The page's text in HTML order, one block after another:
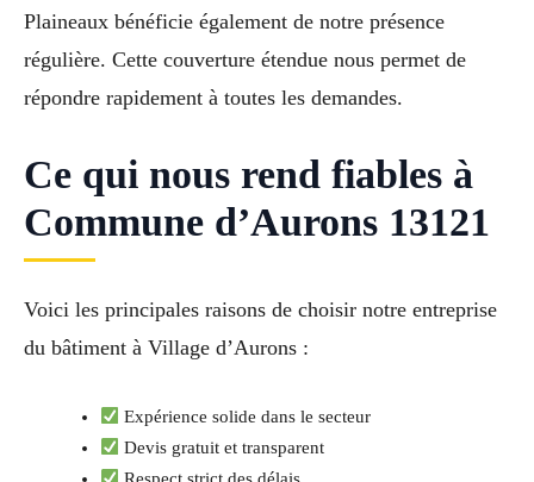
Plaineaux bénéficie également de notre présence
régulière. Cette couverture étendue nous permet de
répondre rapidement à toutes les demandes.
Ce qui nous rend fiables à
Commune d’Aurons 13121
Voici les principales raisons de choisir notre entreprise
du bâtiment à Village d’Aurons :
Expérience solide dans le secteur
Devis gratuit et transparent